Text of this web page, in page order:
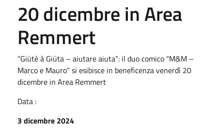
20 dicembre in Area
Remmert
“Giüté à Giüta – aiutare aiuta”: il duo comico “M&M –
Marco e Mauro” si esibisce in beneficenza venerdì 20
dicembre in Area Remmert
Data :
3 dicembre 2024